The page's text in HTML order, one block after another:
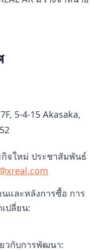
5-4-15 Akasaka,
จใหม่ ประชาสัมพันธ์
และหลังการซื้อ การ
ปลี่ยน:
วกับการพัฒนา: